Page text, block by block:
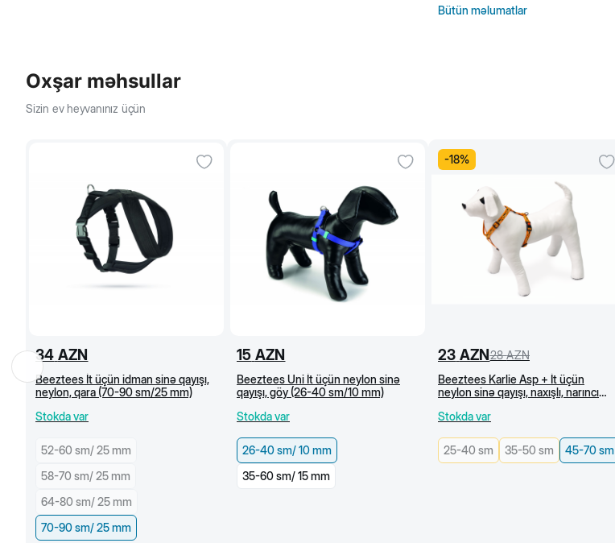
Bütün məlumatlar
Oxşar məhsullar
Sizin ev heyvanınız üçün
34 AZN
Beeztees İt üçün idman sinə qayışı,
neylon, qara (70-90 sm/25 mm)
Stokda var
52-60 sm/ 25 mm
58-70 sm/ 25 mm
64-80 sm/ 25 mm
70-90 sm/ 25 mm
15 AZN
Beeztees Uni İt üçün neylon sinə
qayışı, göy (26-40 sm/10 mm)
Stokda var
26-40 sm/ 10 mm
35-60 sm/ 15 mm
-18%
23 AZN28 AZN
Beeztees Karlie Asp + İt üçün
neylon sinə qayışı, naxışlı, narıncı
Stokda var
25-40 sm 35-50 sm 45-70 sm